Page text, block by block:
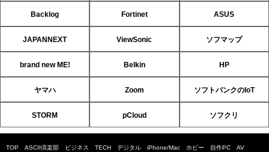
Backlog Fortinet ASUS
JAPANNEXT ViewSonic ソフマップ
brand new ME! Belkin HP
ヤマハ Zoom ソフトバンクのIoT
STORM pCloud ソフクリ
TOP ASCII倶楽部 ビジネス TECH デジタル iPhone/Mac ホビー 自作PC AV